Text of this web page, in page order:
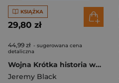
KSIĄŻKA
29,80 zł
44,99 zł - sugerowana cena
detaliczna
Wojna Krótka historia wyd. 2026
Jeremy Black